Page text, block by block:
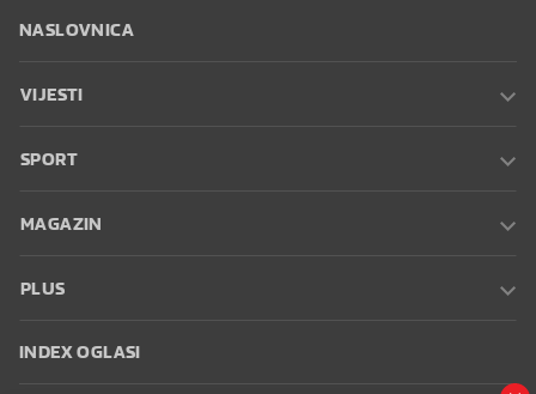
NASLOVNICA
VIJESTI
SPORT
MAGAZIN
PLUS
INDEX OGLASI